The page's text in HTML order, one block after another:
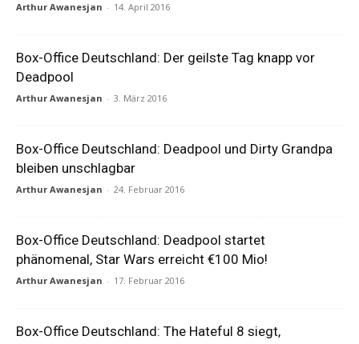
Arthur Awanesjan - 14. April 2016
Box-Office Deutschland: Der geilste Tag knapp vor
Deadpool
Arthur Awanesjan - 3. März 2016
Box-Office Deutschland: Deadpool und Dirty Grandpa
bleiben unschlagbar
Arthur Awanesjan - 24. Februar 2016
Box-Office Deutschland: Deadpool startet
phänomenal, Star Wars erreicht €100 Mio!
Arthur Awanesjan - 17. Februar 2016
Box-Office Deutschland: The Hateful 8 siegt,